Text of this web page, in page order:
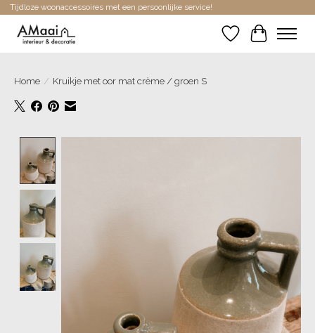
Tijdloze woonaccessoires met een persoonlijke service!
Verlanglijst
Home / Kruikje met oor mat crème / groen S